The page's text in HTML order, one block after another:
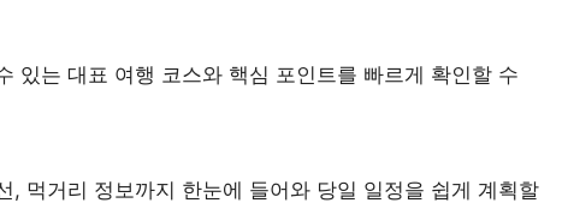
있는 대표 여행 코스와 핵심 포인트를 빠르게 확인할 수
, 먹거리 정보까지 한눈에 들어와 당일 일정을 쉽게 계획할